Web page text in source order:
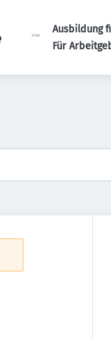
Ausbildung
Für